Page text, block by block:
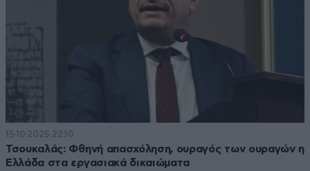
15·10·2025 22:10
Τσουκαλάς: Φθηνή απασχόληση, ουραγός των ουραγών η
Ελλάδα στα εργασιακά δικαιώματα